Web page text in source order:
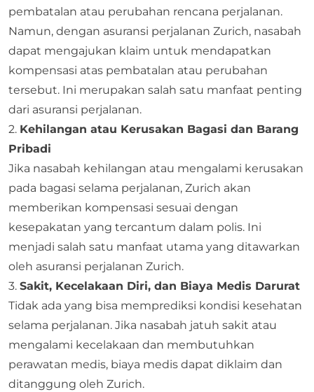
pembatalan atau perubahan rencana perjalanan.
Namun, dengan asuransi perjalanan Zurich, nasabah
dapat mengajukan klaim untuk mendapatkan
kompensasi atas pembatalan atau perubahan
tersebut. Ini merupakan salah satu manfaat penting
dari asuransi perjalanan.
2. Kehilangan atau Kerusakan Bagasi dan Barang
Pribadi
Jika nasabah kehilangan atau mengalami kerusakan
pada bagasi selama perjalanan, Zurich akan
memberikan kompensasi sesuai dengan
kesepakatan yang tercantum dalam polis. Ini
menjadi salah satu manfaat utama yang ditawarkan
oleh asuransi perjalanan Zurich.
3. Sakit, Kecelakaan Diri, dan Biaya Medis Darurat
Tidak ada yang bisa memprediksi kondisi kesehatan
selama perjalanan. Jika nasabah jatuh sakit atau
mengalami kecelakaan dan membutuhkan
perawatan medis, biaya medis dapat diklaim dan
ditanggung oleh Zurich.